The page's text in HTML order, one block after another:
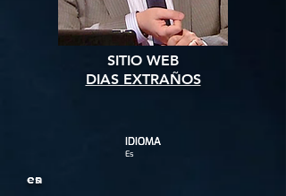
SITIO WEB
DIAS EXTRAÑOS
IDIOMA
IDIOMA
Es
en
es